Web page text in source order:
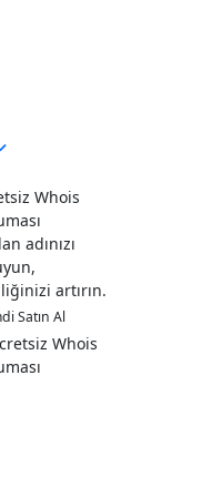
Sepete
Whois
adınızı
artırın.
Satın Al